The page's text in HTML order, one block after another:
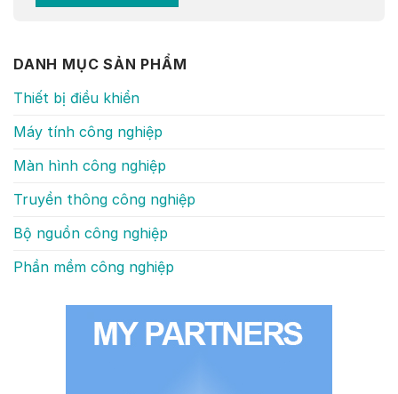
DANH MỤC SẢN PHẨM
Thiết bị điều khiển
Máy tính công nghiệp
Màn hình công nghiệp
Truyền thông công nghiệp
Bộ nguồn công nghiệp
Phần mềm công nghiệp